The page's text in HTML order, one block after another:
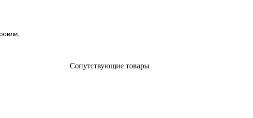
Сопутствующие товары